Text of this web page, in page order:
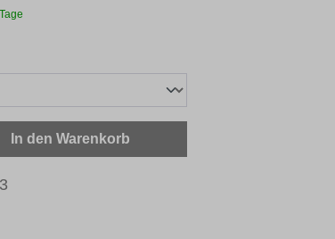
den gewünschten Wert ein
In den Warenkorb